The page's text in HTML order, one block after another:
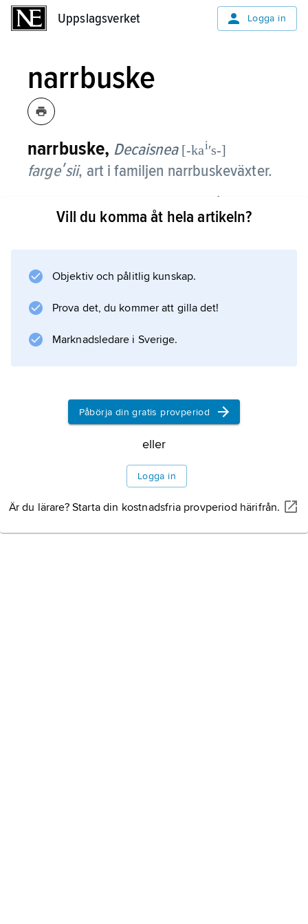
Uppslagsverket Logga in
narrbuske
narrbuske, Decaisnea [-kaiʹs-]
fargeʹsii, art i familjen narrbuskeväxter.
Det är en lövfällande och i vilt tillstånd mycket
högvuxen buske. De parbladiga bladen, som
augusti) sitter i hängen. Arten, som
prydnadsväxt och är härdig i sydligaste
Sverige.
Information om artikeln
Vill du komma åt hela artikeln?
Objektiv och pålitlig kunskap.
Prova det, du kommer att gilla det!
Marknadsledare i Sverige.
Påbörja din gratis provperiod
eller
Logga in
Är du lärare? Starta din kostnadsfria provperiod härifrån.